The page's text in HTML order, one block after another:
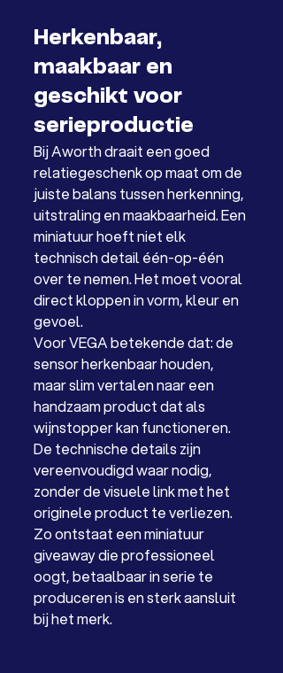
Herkenbaar,
maakbaar en
geschikt voor
serieproductie
Bij Aworth draait een goed
relatiegeschenk op maat om de
juiste balans tussen herkenning,
uitstraling en maakbaarheid. Een
miniatuur hoeft niet elk
technisch detail één-op-één
over te nemen. Het moet vooral
direct kloppen in vorm, kleur en
gevoel.
Voor VEGA betekende dat: de
sensor herkenbaar houden,
maar slim vertalen naar een
handzaam product dat als
wijnstopper kan functioneren.
De technische details zijn
vereenvoudigd waar nodig,
zonder de visuele link met het
originele product te verliezen.
Zo ontstaat een miniatuur
giveaway die professioneel
oogt, betaalbaar in serie te
produceren is en sterk aansluit
bij het merk.